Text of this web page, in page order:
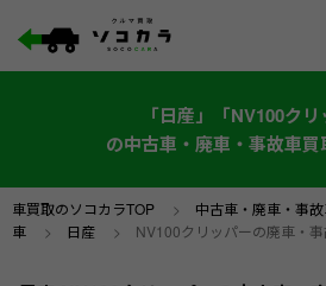
「日産」「NV100クリ
の中古車・廃車・事故車
車買取のソコカラTOP > 中古車・廃車・事
車 > 日産 > NV100クリッパーの廃車・